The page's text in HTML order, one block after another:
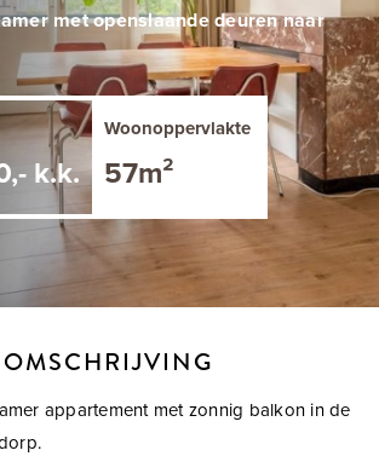
met openslaande deuren naar
k.k.
Woonoppervlakte
57m²
OMSCHRIJVING
appartement met zonnig balkon in de